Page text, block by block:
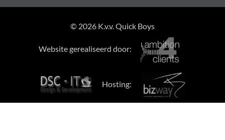
© 2026 K.v.v. Quick Boys
Website gerealiseerd door:
Hosting: